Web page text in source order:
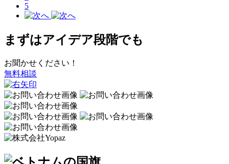
5
まずはアイデア段階でも
お聞かせください！
無料相談